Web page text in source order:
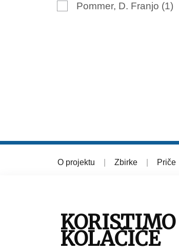
Pommer, D. Franjo (1)
O projektu Zbirke Priče
KORISTIMO
KOLAČIĆE